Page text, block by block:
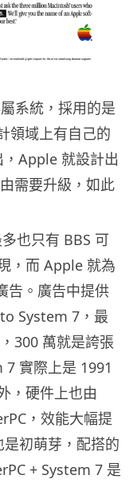
系統，採用的是
領域上有自己的
Apple 就設計出
需要升級，如此
也只有 BBS 可
，而 Apple 就為
告。廣告中提供
System 7，最
300 萬就是誇張
實際上是 1991
，硬件上也由
，效能大幅提
初萌芽，配搭的
+ System 7 是